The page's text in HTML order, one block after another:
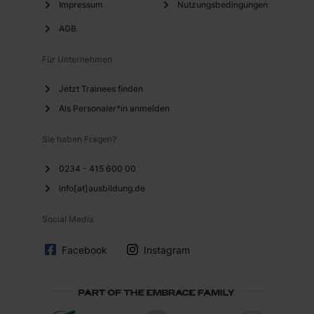
dem Punkt „Datenschutz-Einstellungen“ widerrufen.
Informationen: Datenschutzerklärung
Impressum
AGB
Nutzungsbedingungen
Für Unternehmen
Jetzt Trainees finden
Als Personaler*in anmelden
Sie haben Fragen?
0234 - 415 600 00
info[at]ausbildung.de
Social Media
Facebook Instagram